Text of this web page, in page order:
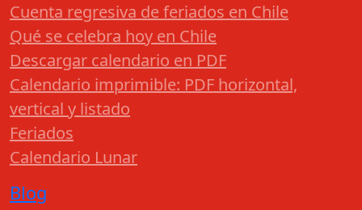
Cuenta regresiva de feriados en Chile
Qué se celebra hoy en Chile
Descargar calendario en PDF
Calendario imprimible: PDF horizontal,
vertical y listado
Feriados
Calendario Lunar
Blog